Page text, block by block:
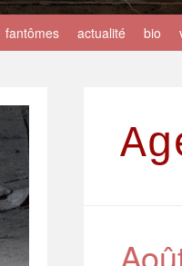
fantômes actualité bio